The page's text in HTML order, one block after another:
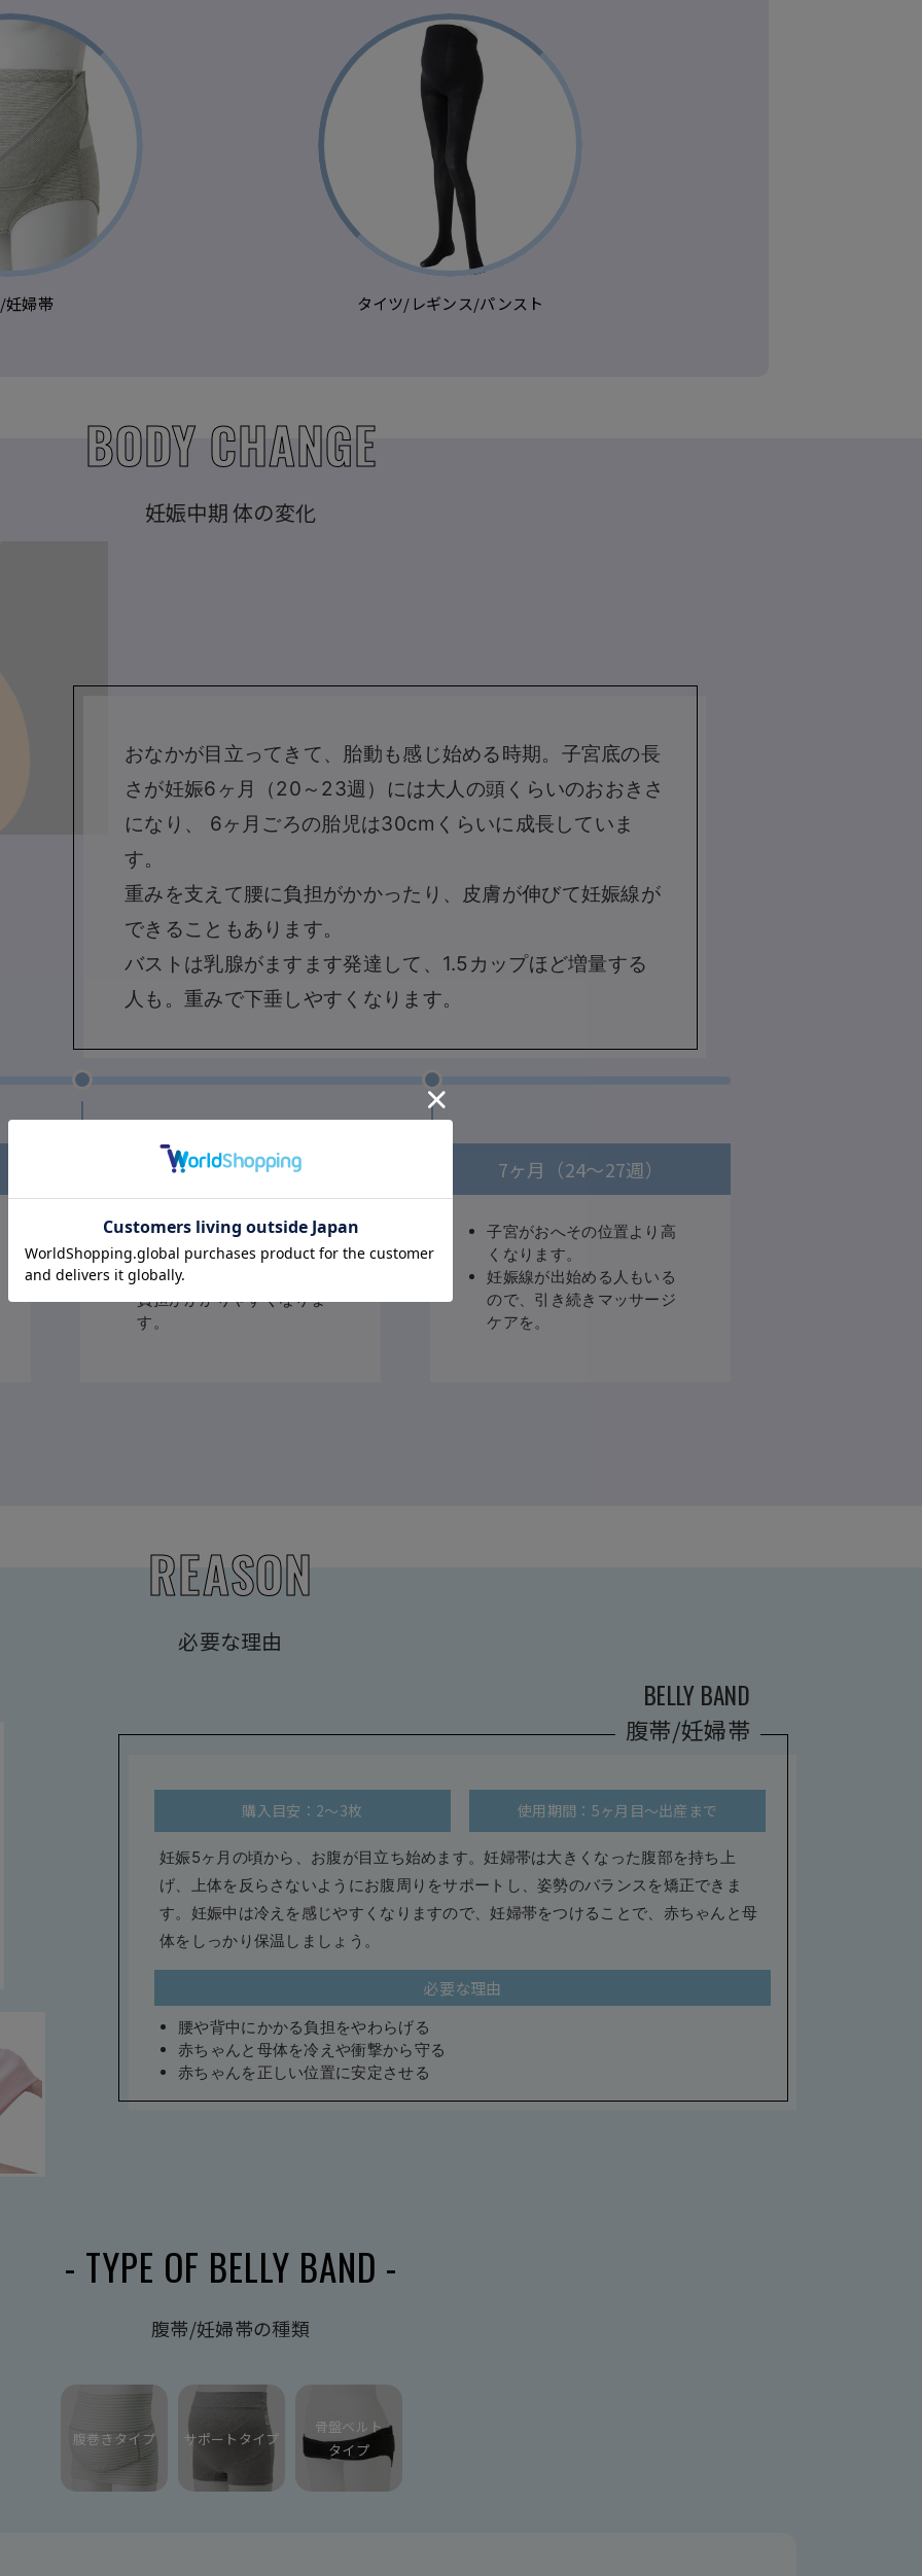
妊婦帯 タイツ/レギンス/パンスト
BODY CHANGE
妊娠中期 体の変化
おなかが目立ってきて、胎動も感じ始める時期。子宮底の長
さが妊娠6ヶ月（20～23週）には大人の頭くらいのおおきさ
になり、 6ヶ月ごろの胎児は30cmくらいに成長していま
す。
重みを支えて腰に負担がかかったり、皮膚が伸びて妊娠線が
できることもあります。
バストは乳腺がますます発達して、1.5カップほど増量する
人も。重みで下垂しやすくなります。
6ヶ月（20～23週）
お腹が大きく目立ち始めま
す。
体重増加に伴い、下半身に
負担がかかりやすくなりま
す。
7ヶ月（24～27週）
子宮がおへその位置より高
くなります。
妊娠線が出始める人もいる
ので、引き続きマッサージ
ケアを。
REASON
必要な理由
BELLY BAND
腹帯/妊婦帯
購入目安：2～3枚 使用期間：5ヶ月目～出産まで
妊娠5ヶ月の頃から、お腹が目立ち始めます。妊婦帯は大きくなった腹部を持ち上
げ、上体を反らさないようにお腹周りをサポートし、姿勢のバランスを矯正できま
す。妊娠中は冷えを感じやすくなりますので、妊婦帯をつけることで、赤ちゃんと母
体をしっかり保温しましょう。
必要な理由
腰や背中にかかる負担をやわらげる
赤ちゃんと母体を冷えや衝撃から守る
赤ちゃんを正しい位置に安定させる
- TYPE OF BELLY BAND -
腹帯/妊婦帯の種類
腹巻きタイプ サポートタイプ
骨盤ベルト
タイプ